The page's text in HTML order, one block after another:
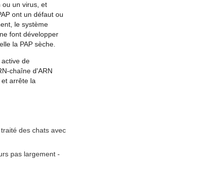
ou un virus, et
ont un défaut ou
le système
font développer
la PAP sèche.
de
chaîne d'ARN
arrête la
des chats avec
pas largement -